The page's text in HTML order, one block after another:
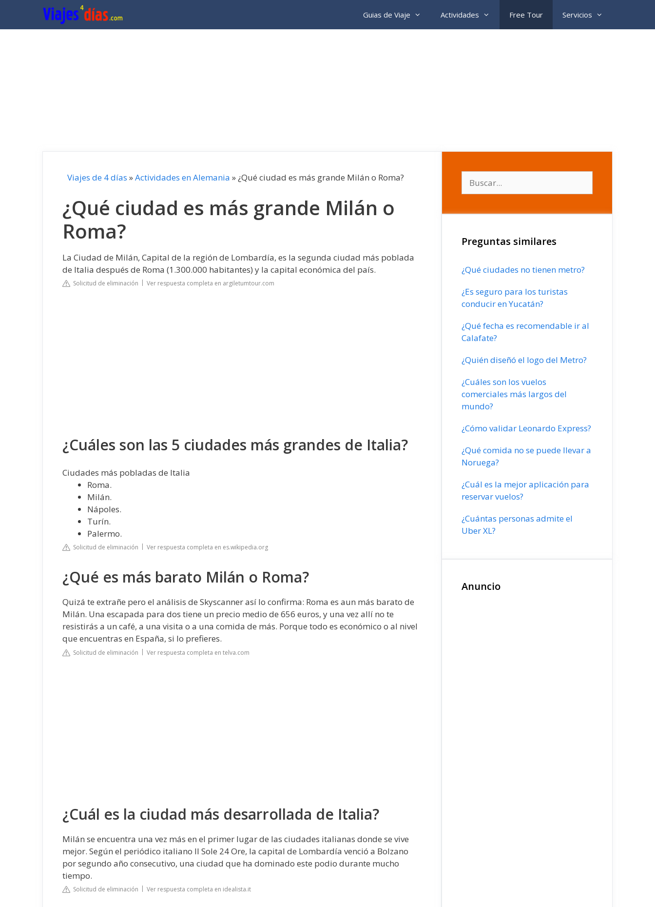
contenido
Guias de Viaje Actividades Free Tour Servicios
Viajes de 4 días »Actividades en Alemania »¿Qué ciudad es más grande Milán o Roma?
¿Qué ciudad es más grande Milán o
Roma?
La Ciudad de Milán, Capital de la región de Lombardía, es la segunda ciudad más poblada
de Italia después de Roma (1.300.000 habitantes) y la capital económica del país.
Solicitud de eliminación Ver respuesta completa en argiletumtour.com
¿Cuáles son las 5 ciudades más grandes de Italia?
Ciudades más pobladas de Italia
Roma.
Milán.
Nápoles.
Turín.
Palermo.
Solicitud de eliminación Ver respuesta completa en es.wikipedia.org
¿Qué es más barato Milán o Roma?
Quizá te extrañe pero el análisis de Skyscanner así lo confirma: Roma es aun más barato de
Milán. Una escapada para dos tiene un precio medio de 656 euros, y una vez allí no te
resistirás a un café, a una visita o a una comida de más. Porque todo es económico o al nivel
que encuentras en España, si lo prefieres.
Solicitud de eliminación Ver respuesta completa en telva.com
¿Cuál es la ciudad más desarrollada de Italia?
Milán se encuentra una vez más en el primer lugar de las ciudades italianas donde se vive
mejor. Según el periódico italiano Il Sole 24 Ore, la capital de Lombardía venció a Bolzano
por segundo año consecutivo, una ciudad que ha dominado este podio durante mucho
tiempo.
Solicitud de eliminación Ver respuesta completa en idealista.it
Preguntas similares
¿Qué ciudades no tienen metro?
¿Es seguro para los turistas
conducir en Yucatán?
¿Qué fecha es recomendable ir al
Calafate?
¿Quién diseñó el logo del Metro?
¿Cuáles son los vuelos
comerciales más largos del
mundo?
¿Cómo validar Leonardo Express?
¿Qué comida no se puede llevar a
Noruega?
¿Cuál es la mejor aplicación para
reservar vuelos?
¿Cuántas personas admite el
Uber XL?
Anuncio